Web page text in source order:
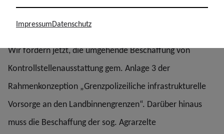
Gesundheit und die körperliche Unversehrtheit unserer
Kolleginnen und Kollegen aufs Spiel gesetzt.
Wir fordern jetzt, die umgehende Beschaffung von
Kontrollstellenausstattung gem. Anlage 3 der
Rahmenkonzeption „Grenzpolizeiliche infrastrukturelle
Vorsorge an den Landbinnengrenzen“. Darüber hinaus
muss die Beschaffung der sog. Agrarzelte
ImpressumDatenschutz